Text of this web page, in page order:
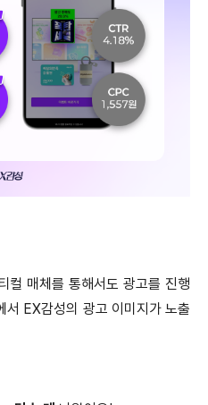
매체를 통해서도 광고를 진행
서 EX감성의 광고 이미지가 노출